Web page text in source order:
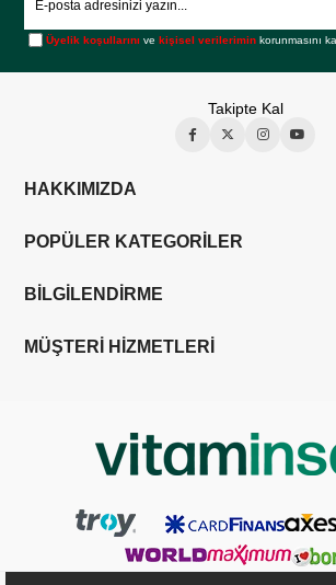
Üyelik koşullarını vekişisel verilerimin korunmasını
Takipte Kal
HAKKIMIZDA
POPÜLER KATEGORİLER
BİLGİLENDİRME
MÜŞTERİ HİZMETLERİ